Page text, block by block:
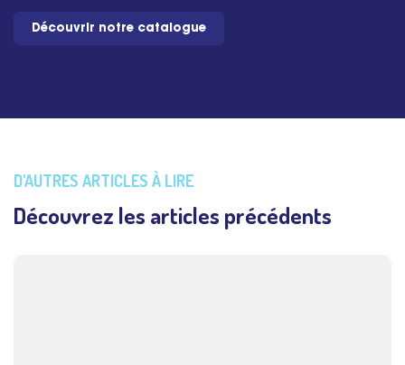
Découvrir notre catalogue
D'AUTRES ARTICLES À LIRE
Découvrez les articles précédents